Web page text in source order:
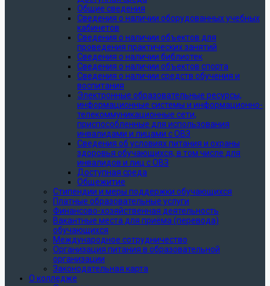
Общие сведения
Сведения о наличии оборудованных учебных
кабинетов
Сведения о наличии объектов для
проведения практических занятий
Сведения о наличии библиотек
Сведения о наличии объектов спорта
Сведения о наличии средств обучения и
воспитания
Электронные образовательные ресурсы,
информационные системы и информационно-
телекоммуникационные сети,
приспособленные для использования
инвалидами и лицами с ОВЗ
Сведения об условиях питания и охраны
здоровья обучающихся, в том числе для
инвалидов и лиц с ОВЗ
Доступная среда
Общежитие
Стипендии и меры поддержки обучающихся
Платные образовательные услуги
Финансово-хозяйственная деятельность
Вакантные места для приёма (перевода)
обучающихся
Международное сотрудничество
Организация питания в образовательной
организации
Законодательная карта
О колледже